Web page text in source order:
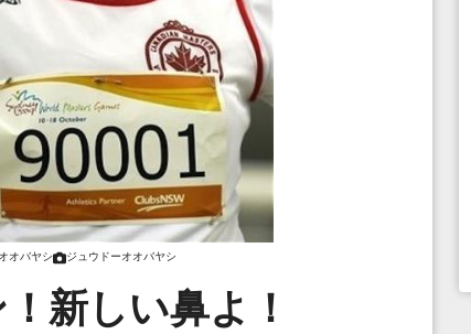
オバヤシ ジュウドーオオバヤシ
新しい鼻よ！